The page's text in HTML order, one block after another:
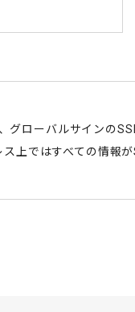
グローバルサインの
上ではすべての情報